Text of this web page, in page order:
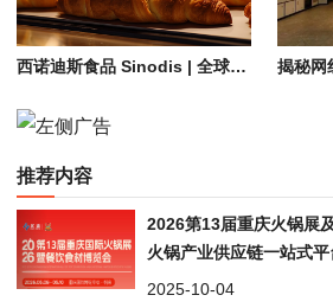
西诺迪斯食品 Sinodis | 全球美食供应链专家・专注高端食品进口与分销
推荐内容
2026第13届重庆火锅展
火锅产业供应链一站式平
2025-10-04